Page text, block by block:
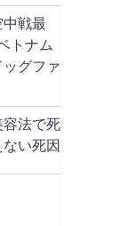
中戦最
トナム
グファ
容法で死
い死因